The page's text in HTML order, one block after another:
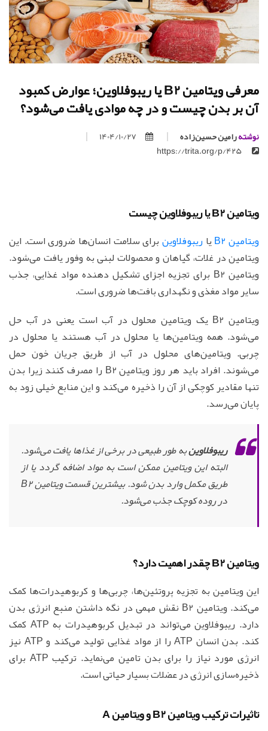
معرفی ویتامین B2 یا ریبوفلاوین؛ عوارض کمبود
آن بر بدن چیست و در چه موادی یافت می‌شود؟
نوشتهرامین حسین‌زاده
1404/10/27
ویتامین B2 یا ریبوفلاوین چیست
ویتامین B2 یاریبوفلاوینبرای سلامت انسان‌ها ضروری است. این
ویتامین در غلات، گیاهان و محصولات لبنی به وفور یافت می‌شود.
ویتامین B2 برای تجزیه اجزای تشکیل دهنده مواد غذایی، جذب
سایر مواد مغذی و نگهداری بافت‌ها ضروری است.
ویتامین B2 یک ویتامین محلول در آب است یعنی در آب حل
می‌شود. همه ویتامین‌ها یا محلول در آب هستند یا محلول در
چربی. ویتامین‌های محلول در آب از طریق جریان خون حمل
می‌شوند. افراد باید هر روز ویتامین B2 را مصرف کنند زیرا بدن
تنها مقادیر کوچکی از آن را ذخیره می‌کند و این منابع خیلی زود به
پایان می‌رسد.
ریبوفلاوینبه طور طبیعی در برخی از غذاها یافت می‌شود.
البته این ویتامین ممکن است به مواد اضافه گردد یا از
طریق مکمل وارد بدن شود. بیشترین قسمت ویتامین B2
در روده کوچک جذب می‌شود.
ویتامین B2 چقدر اهمیت دارد؟
این ویتامین به تجزیه پروتئین‌ها، چربی‌ها و کربوهیدرات‌ها کمک
می‌کند. ویتامین B2 نقش مهمی در نگه داشتن منبع انرژی بدن
دارد. ریبوفلاوین می‌تواند در تبدیل کربوهیدرات به ATP کمک
کند. بدن انسان ATP را از مواد غذایی تولید می‌کند و ATP نیز
انرژی مورد نیاز را برای بدن تامین می‌نماید. ترکیب ATP برای
ذخیره‌سازی انرژی در عضلات بسیار حیاتی است.
تاثیرات ترکیب ویتامین B2 و ویتامین A